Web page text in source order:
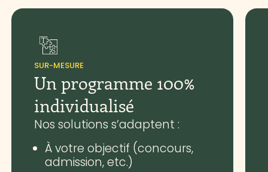
SUR-MESURE
Un programme 100%
individualisé
Nos solutions s’adaptent :
À votre objectif (concours,
admission, etc.)